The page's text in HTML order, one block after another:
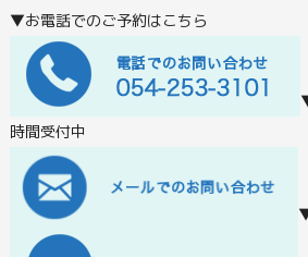
▼お電話でのご予約はこちら
時間受付中